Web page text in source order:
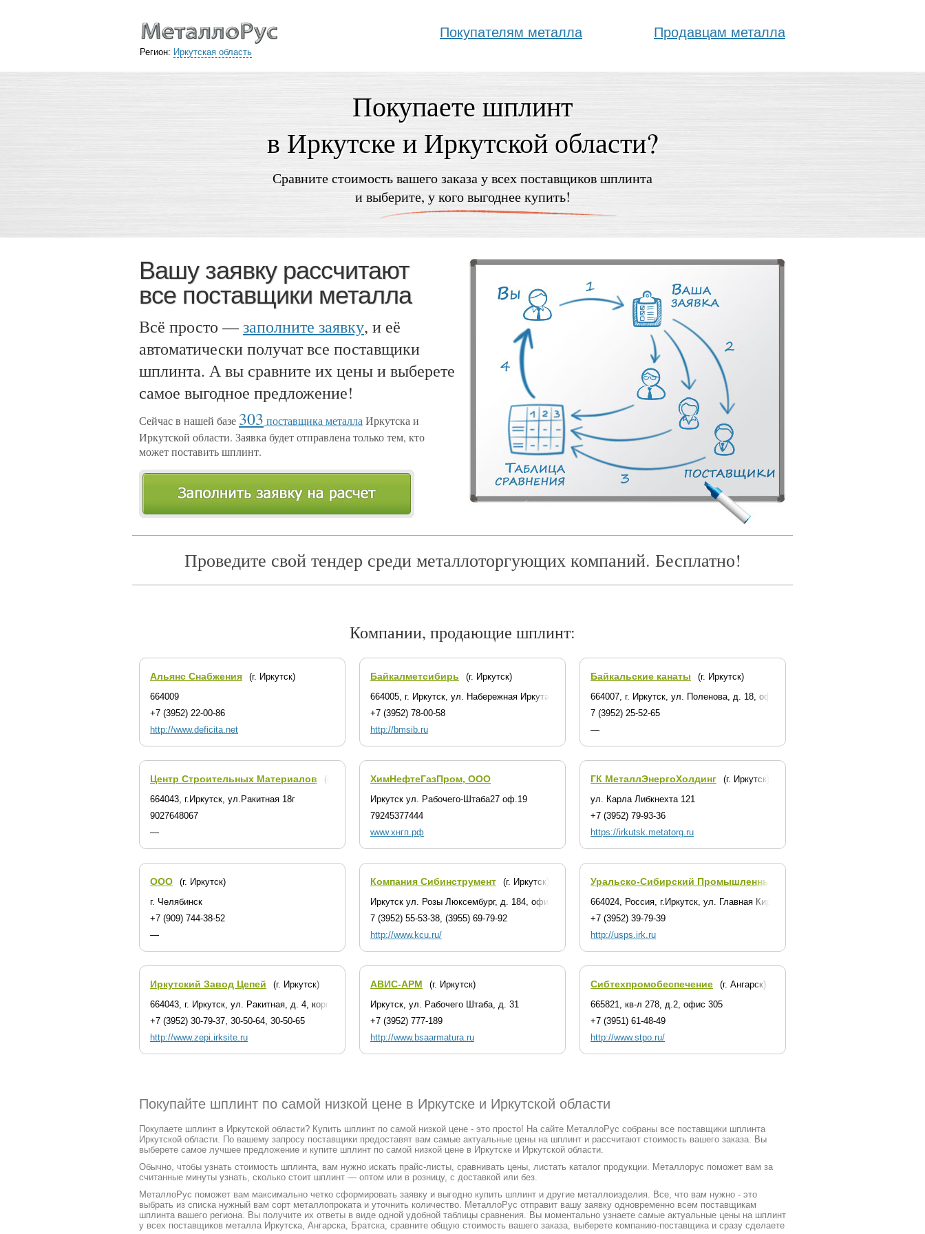
Регион: Иркутская область
Покупателям металла Продавцам металла
Покупаете шплинт
в Иркутске и Иркутской области?
Сравните стоимость вашего заказа у всех поставщиков шплинта
и выберите, у кого выгоднее купить!
Вашу заявку рассчитают
все поставщики металла
Всё просто —заполните заявку, и её
автоматически получат все поставщики
шплинта. А вы сравните их цены и выберете
самое выгодное предложение!
Сейчас в нашей базе 303 поставщика металла Иркутска и
Иркутской области. Заявка будет отправлена только тем, кто
может поставить шплинт.
Проведите свой тендер среди металлоторгующих компаний. Бесплатно!
Компании, продающие шплинт:
Альянс Снабжения
(г. Иркутск)
664009
+7 (3952) 22-00-86
http://www.deficita.net
Байкалметсибирь
(г. Иркутск)
664005, г. Иркутск, ул. Набережная Иркута, 1А
+7 (3952) 78-00-58
http://bmsib.ru
Байкальские канаты
(г. Иркутск)
664007, г. Иркутск, ул. Поленова, д. 18, оф. 318
7 (3952) 25-52-65
—
Центр Строительных Материалов
(г. Иркутск)
664043, г.Иркутск, ул.Ракитная 18г
9027648067
—
ХимНефтеГазПром, ООО
Иркутск ул. Рабочего-Штаба27 оф.19
79245377444
www.хнгп.рф
ГК МеталлЭнергоХолдинг
(г. Иркутск)
ул. Карла Либкнехта 121
+7 (3952) 79-93-36
https://irkutsk.metatorg.ru
ООО
(г. Иркутск)
г. Челябинск
+7 (909) 744-38-52
—
Компания Сибинструмент
(г. Иркутск)
Иркутск ул. Розы Люксембург, д. 184, офис 215
7 (3952) 55-53-38, (3955) 69-79-92
http://www.kcu.ru/
Уральско-Сибирский Промышленный Союз
664024, Россия, г.Иркутск, ул. Главная Кировская, д. 47
+7 (3952) 39-79-39
http://usps.irk.ru
Иркутский Завод Цепей
(г. Иркутск)
664043, г. Иркутск, ул. Ракитная, д. 4, корп. 1
+7 (3952) 30-79-37, 30-50-64, 30-50-65
http://www.zepi.irksite.ru
АВИС-АРМ
(г. Иркутск)
Иркутск, ул. Рабочего Штаба, д. 31
+7 (3952) 777-189
http://www.bsaarmatura.ru
Сибтехпромобеспечение
(г. Ангарск)
665821, кв-л 278, д.2, офис 305
+7 (3951) 61-48-49
http://www.stpo.ru/
Покупайте шплинт по самой низкой цене в Иркутске и Иркутской области
Покупаете шплинт в Иркутской области? Купить шплинт по самой низкой цене - это просто! На сайте МеталлоРус собраны все поставщики шплинта
Иркутской области. По вашему запросу поставщики предоставят вам самые актуальные цены на шплинт и рассчитают стоимость вашего заказа. Вы
выберете самое лучшее предложение и купите шплинт по самой низкой цене в Иркутске и Иркутской области.
Обычно, чтобы узнать стоимость шплинта, вам нужно искать прайс-листы, сравнивать цены, листать каталог продукции. Металлорус поможет вам за
считанные минуты узнать, сколько стоит шплинт — оптом или в розницу, с доставкой или без.
МеталлоРус поможет вам максимально четко сформировать заявку и выгодно купить шплинт и другие металлоизделия. Все, что вам нужно - это
выбрать из списка нужный вам сорт металлопроката и уточнить количество. МеталлоРус отправит вашу заявку одновременно всем поставщикам
шплинта вашего региона. Вы получите их ответы в виде одной удобной таблицы сравнения. Вы моментально узнаете самые актуальные цены на шплинт
у всех поставщиков металла Иркутска, Ангарска, Братска, сравните общую стоимость вашего заказа, выберете компанию-поставщика и сразу сделаете